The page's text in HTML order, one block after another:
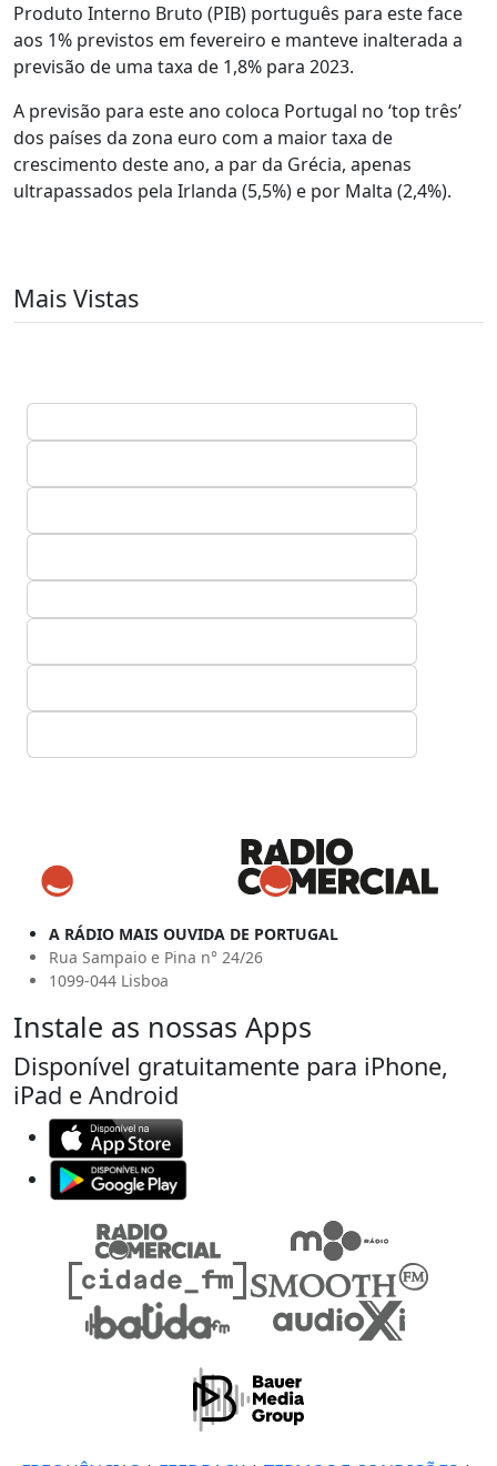
Produto Interno Bruto (PIB) português para este face
aos 1% previstos em fevereiro e manteve inalterada a
previsão de uma taxa de 1,8% para 2023.
A previsão para este ano coloca Portugal no ‘top três’
dos países da zona euro com a maior taxa de
crescimento deste ano, a par da Grécia, apenas
ultrapassados pela Irlanda (5,5%) e por Malta (2,4%).
Mais Vistas
A RÁDIO MAIS OUVIDA DE PORTUGAL
Rua Sampaio e Pina n° 24/26
1099-044 Lisboa
Instale as nossas Apps
Disponível gratuitamente para iPhone,
iPad e Android